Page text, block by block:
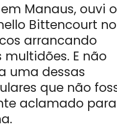
Manaus, ouvi o
Bittencourt
arrancando
E não
uma dessas
que não
aclamado para